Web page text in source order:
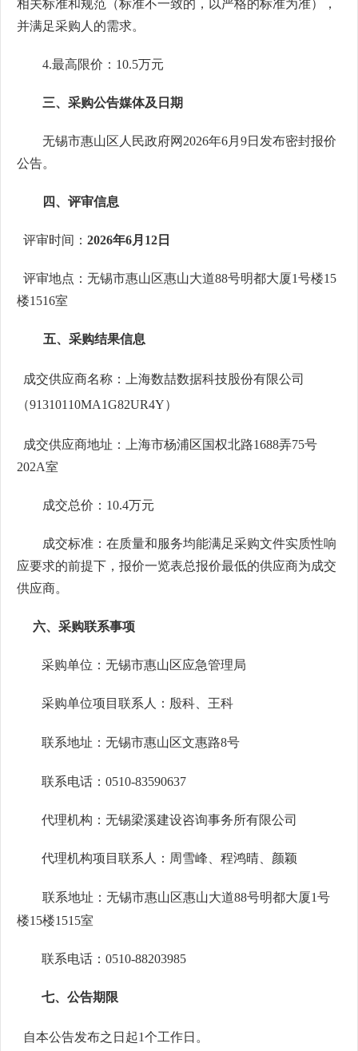
相关标准和规范（标准不一致的，以严格的标准为准），
并满足采购人的需求。
4.最高限价： 10.5万元
三、采购公告媒体及日期
无锡市惠山区人民政府网 2026年6月 9日发布密封报价
公告。
四、评审信息
评审时间： 2026年6月12日
评审地点：无锡市惠山区惠山大道88号明都大厦1号楼15
楼1516室
五、采购结果信息
成交供应商名称：
上海数喆数据科技股份有限公司
（91310110MA1G82UR4Y）
成交供应商地址：上海市杨浦区国权北路1688弄75号
202A室
成交总价： 10.4万元
成交标准 ：在质量和服务均能满足采购文件实质性响
应要求的前提下，报价一览表总报价最低的供应商为成交
供应商。
六、采购联系事项
采购单位：无锡市惠山区应急管理局
采购单位项目联系人： 殷科、王科
联系地址：无锡市惠山区文惠路8号
联系电话：0510-83590637
代理机构：无锡梁溪建设咨询事务所有限公司
代理机构项目联系人：周雪峰、程鸿晴、 颜颖
联系地址：无锡市惠山区惠山大道88号明都大厦1号
楼15楼1515室
联系电话：0510-88203985
七、公告期限
自本公告发布之日起1个工作日。